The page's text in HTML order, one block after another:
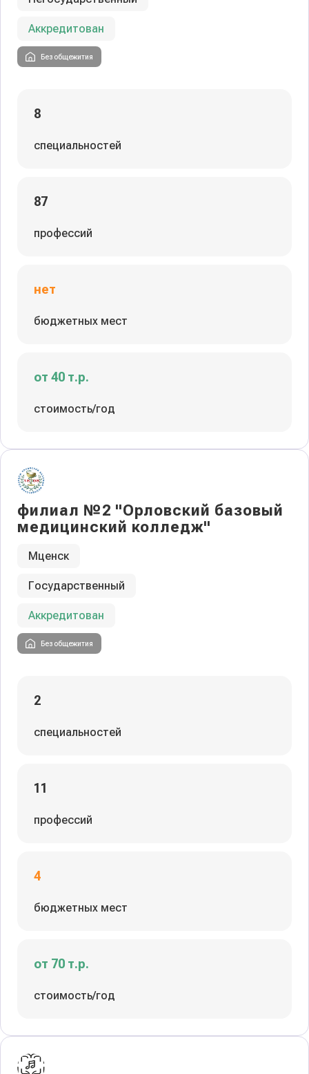
Аккредитован
Без общежития
8
специальностей
87
профессий
нет
бюджетных мест
от 40 т.р.
стоимость/год
филиал №2 "Орловский базовый
медицинский колледж"
Мценск
Государственный
Аккредитован
Без общежития
2
специальностей
11
профессий
4
бюджетных мест
от 70 т.р.
стоимость/год